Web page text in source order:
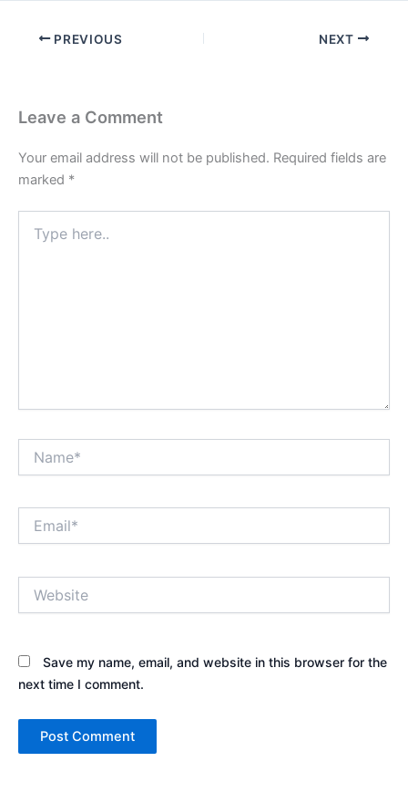
PREVIOUS NEXT
Leave a Comment
Your email address will not be published. Required fields are
marked *
here..
Save my name, email, and website in this browser for the
next time I comment.